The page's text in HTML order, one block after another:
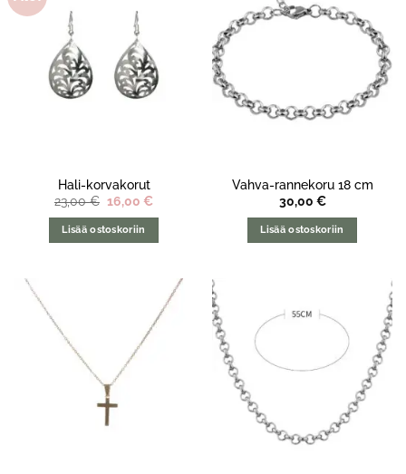
Hali-korvakorut
23,00€ Alkuperäinen
hinta
oli:
23,00 €.
16,00€
Lisää ostoskoriin
Vahva-rannekoru 18 cm
30,00 €
Lisää ostoskoriin